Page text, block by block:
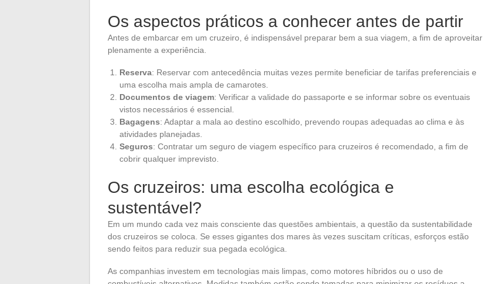
Os aspectos práticos a conhecer antes de partir
Antes de embarcar em um cruzeiro, é indispensável preparar bem a sua viagem, a fim de aproveitar
plenamente a experiência.
Reserva: Reservar com antecedência muitas vezes permite beneficiar de tarifas preferenciais e
uma escolha mais ampla de camarotes.
Documentos de viagem: Verificar a validade do passaporte e se informar sobre os eventuais
vistos necessários é essencial.
Bagagens: Adaptar a mala ao destino escolhido, prevendo roupas adequadas ao clima e às
atividades planejadas.
Seguros: Contratar um seguro de viagem específico para cruzeiros é recomendado, a fim de
cobrir qualquer imprevisto.
Os cruzeiros: uma escolha ecológica e
sustentável?
Em um mundo cada vez mais consciente das questões ambientais, a questão da sustentabilidade
dos cruzeiros se coloca. Se esses gigantes dos mares às vezes suscitam críticas, esforços estão
sendo feitos para reduzir sua pegada ecológica.
As companhias investem em tecnologias mais limpas, como motores híbridos ou o uso de